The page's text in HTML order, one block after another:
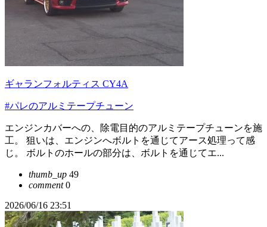
ギャランフォルティス CY4A
#パレのアルミテープチューン
エンジンカバーへの、除電目的のアルミテープチューンを施
工。 狙いは、エンジンへボルトを通じてアース処理って感
じ。 ボルトのホールの部分は、ボルトを通じてエ...
thumb_up 49
comment0
2026/06/16 23:51